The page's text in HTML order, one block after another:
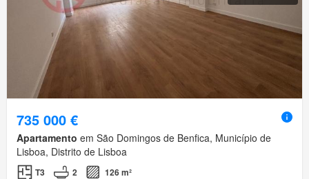
735 000 €
Apartamento em São Domingos de Benfica, Município de
Lisboa, Distrito de Lisboa
T3 2
126 m²